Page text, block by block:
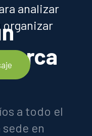
analizar
organizar
a todo el
en